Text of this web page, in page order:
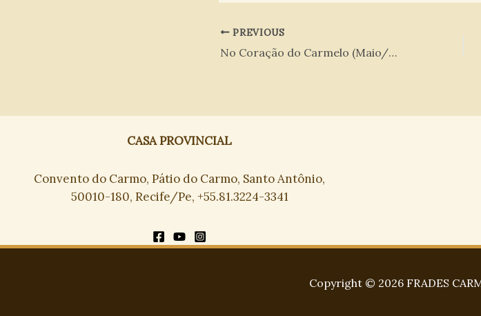
PREVIOUS
No Coração do Carmelo (Maio/2024)
CASA PROVINCIAL
Convento do Carmo, Pátio do Carmo, Santo Antônio,
50010-180, Recife/Pe, +55.81.3224-3341
Copyright © 2026 FRADES